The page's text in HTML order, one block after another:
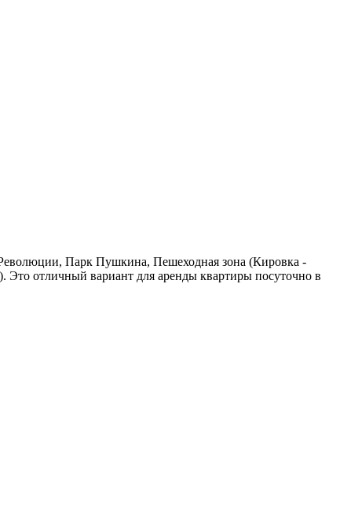
Революции, Парк Пушкина, Пешеходная зона (Кировка -
отличный вариант для аренды квартиры посуточно в